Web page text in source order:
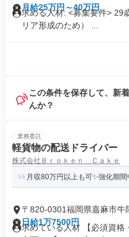
月給25万円～40万円
求める人材: <募集要件> 29
リア形成のため） ...
この条件を保存して、新
んか？
業務委託
軽貨物の配送ドライバー
株式会社Ｂｒｏｋｅｎ Ｃａｋｅ
月収80万円以上も可✨強化期
〒820-0301福岡県嘉麻市牛
日給1万7500円
求めている人材 【必須資格